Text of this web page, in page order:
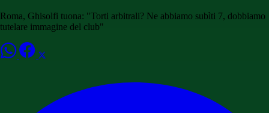
Roma, Ghisolfi tuona: "Torti arbitrali? Ne abbiamo subìti 7, dobbiamo
tutelare immagine del club"